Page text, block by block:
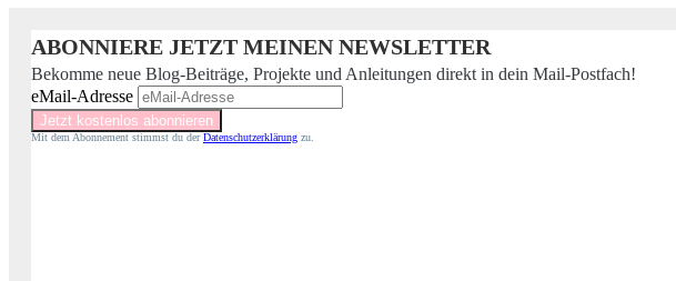
ABONNIERE JETZT MEINEN NEWSLETTER
Bekomme neue Blog-Beiträge, Projekte und Anleitungen direkt in dein Mail-Postfach!
eMail-Adresse
Mit dem Abonnement stimmst du derDatenschutzerklärung zu.